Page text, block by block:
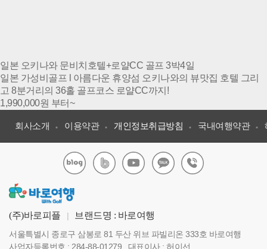
일본 오키나와 문비치호텔+로얄CC 골프 3박4일
일본 가성비골프 l 아름다운 휴양섬 오키나와의 뷰맛집 호텔 그리
고 8분거리의 36홀 골프코스 로얄CC까지!
1,990,000원 부터~
회사소개 이용약관 개인정보취급방침 국내여행약관
(주)바로피플 | 브랜드명 : 바로여행
서울특별시 종로구 삼봉로 81 두산 위브 파빌리온 333호 바로여행
사업자등록번호 : 284-88-01279 , 대표이사 : 허이선